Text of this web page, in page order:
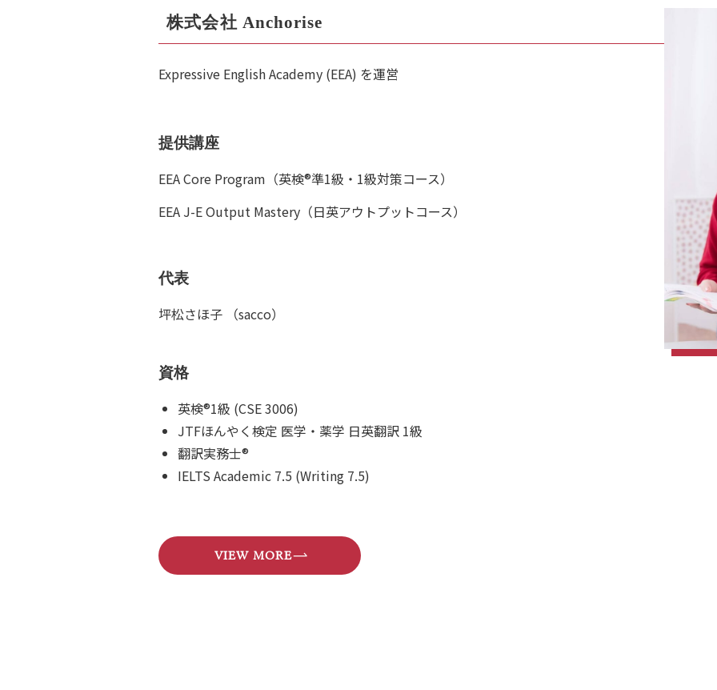
株式会社 Anchorise
Expressive English Academy (EEA) を運営
提供講座
EEA Core Program（英検®︎準1級・1級対策コース）
EEA J-E Output Mastery（日英アウトプットコース）
代表
坪松さほ子 （sacco）
資格
英検®1級 (CSE 3006)
JTFほんやく検定 医学・薬学 日英翻訳 1級
翻訳実務士®
IELTS Academic 7.5 (Writing 7.5)
VIEW MORE